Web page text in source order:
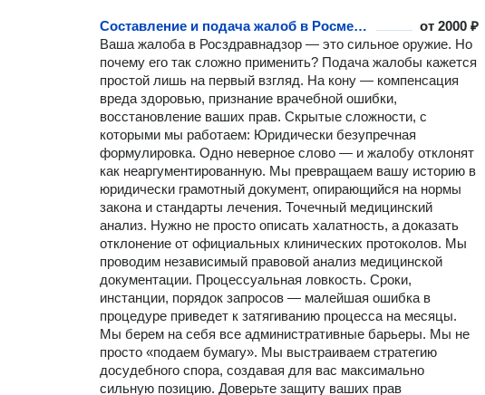
Составление и подача жалоб в Росмедтехнологии от2000 ₽
Ваша жалоба в Росздравнадзор — это сильное оружие. Но
почему его так сложно применить? Подача жалобы кажется
простой лишь на первый взгляд. На кону — компенсация
вреда здоровью, признание врачебной ошибки,
восстановление ваших прав. Скрытые сложности, с
которыми мы работаем: Юридически безупречная
формулировка. Одно неверное слово — и жалобу отклонят
как неаргументированную. Мы превращаем вашу историю в
юридически грамотный документ, опирающийся на нормы
закона и стандарты лечения. Точечный медицинский
анализ. Нужно не просто описать халатность, а доказать
отклонение от официальных клинических протоколов. Мы
проводим независимый правовой анализ медицинской
документации. Процессуальная ловкость. Сроки,
инстанции, порядок запросов — малейшая ошибка в
процедуре приведет к затягиванию процесса на месяцы.
Мы берем на себя все административные барьеры. Мы не
просто «подаем бумагу». Мы выстраиваем стратегию
досудебного спора, создавая для вас максимально
сильную позицию. Доверьте защиту ваших прав